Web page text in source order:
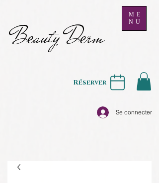
Beauty Derm
ME
NU
Se connecter
Réserver